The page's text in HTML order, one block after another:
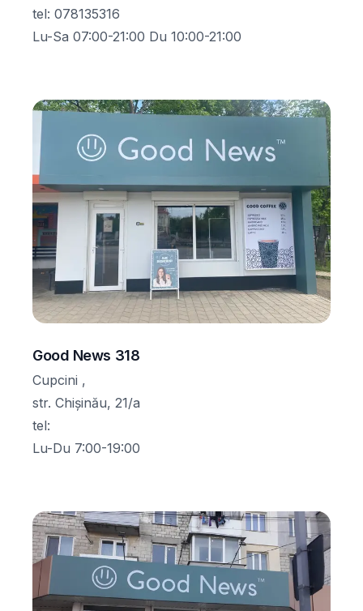
tel: 078135316
Lu-Sa 07:00-21:00 Du 10:00-21:00
Good News 318
Cupcini ,
str. Chișinău, 21/a
tel:
Lu-Du 7:00-19:00